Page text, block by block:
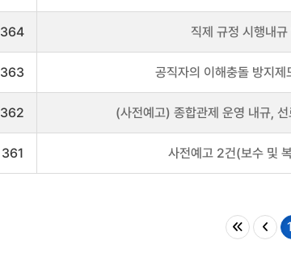
364 직제 규정 시행내
363 공직자의 이해충돌 방지
362 (사전예고) 종합관제 운영 내규,
361 사전예고 2건(보수 및